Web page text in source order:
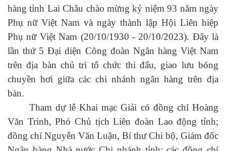
hàng tỉnh Lai Châu chào mừng kỷ niệm 93 năm ngày
Phụ nữ Việt Nam và ngày thành lập Hội Liên hiệp
Phụ nữ Việt Nam (20/10/1930 - 20/10/2023). Đây là
lần thứ 5 Đại diện Công đoàn Ngân hàng Việt Nam
trên địa bàn chủ trì tổ chức thi đấu, giao lưu bóng
chuyền hơi giữa các chi nhánh ngân hàng trên địa
bàn.
Tham dự lễ Khai mạc Giải có đồng chí Hoàng
Văn Trinh, Phó Chủ tịch Liên đoàn Lao động tỉnh;
đồng chí Nguyễn Văn Luận, Bí thư Chi bộ, Giám đốc